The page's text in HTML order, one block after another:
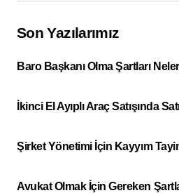
Son Yazılarımız
Baro Başkanı Olma Şartları
İkinci El Ayıplı Araç Satışında
Şirket Yönetimi İçin Kayyım
Avukat Olmak İçin Gereken